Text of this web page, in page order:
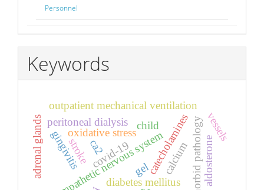
Personnel
Keywords
diabetes mellitus
catecholamines
sympathetic nervous systemcalcium
ca2
oxidative stress
outpatient mechanical ventilation
peritoneal dialysis
stroke comorbid pathologyvessels
covid-19 aldosterone
adrenal glandsgingivitis gel
child